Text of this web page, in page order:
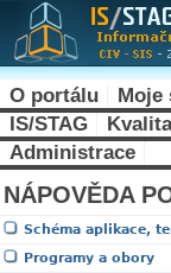
O portálu Moje
IS/STAG
Administrace
NÁPOVĚDA
Schéma aplikace,
Programy a obory